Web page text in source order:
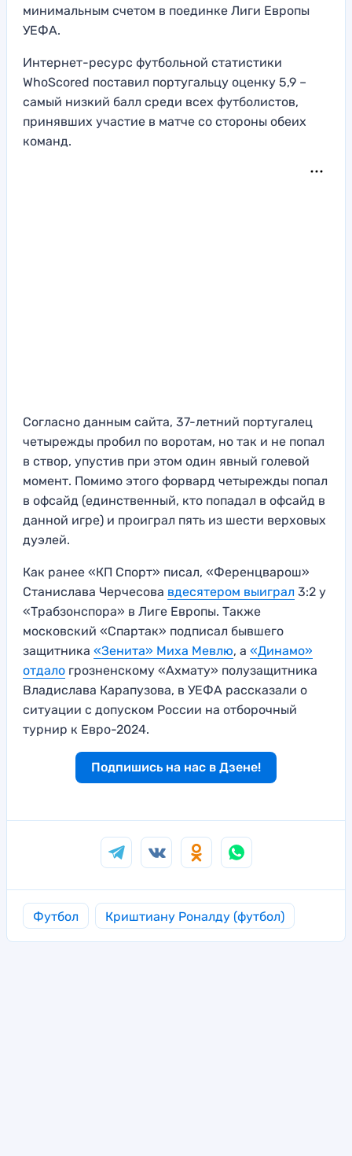
минимальным счетом в поединке Лиги Европы
УЕФА.
Интернет-ресурс футбольной статистики
WhoScored поставил португальцу оценку 5,9 –
самый низкий балл среди всех футболистов,
принявших участие в матче со стороны обеих
команд.
Согласно данным сайта, 37-летний португалец
четырежды пробил по воротам, но так и не попал
в створ, упустив при этом один явный голевой
момент. Помимо этого форвард четырежды попал
в офсайд (единственный, кто попадал в офсайд в
данной игре) и проиграл пять из шести верховых
дуэлей.
Как ранее «КП Спорт» писал, «Ференцварош»
Станислава Черчесова вдесятером выиграл 3:2 у
«Трабзонспора» в Лиге Европы. Также
московский «Спартак» подписал бывшего
защитника «Зенита» Миха Мевлю, а «Динамо»
отдало грозненскому «Ахмату» полузащитника
Владислава Карапузова, в УЕФА рассказали о
ситуации с допуском России на отборочный
турнир к Евро-2024.
Подпишись на нас в Дзене!
Футбол Криштиану Роналду (футбол)